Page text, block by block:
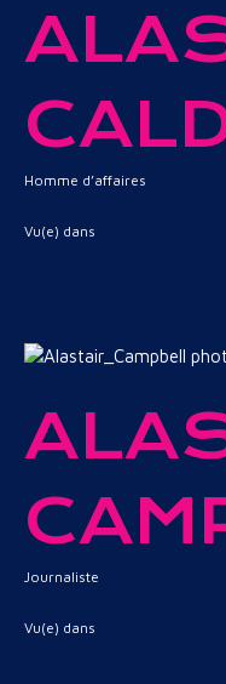
Homme d’affaires
Vu(e) dans
Journaliste
Vu(e) dans